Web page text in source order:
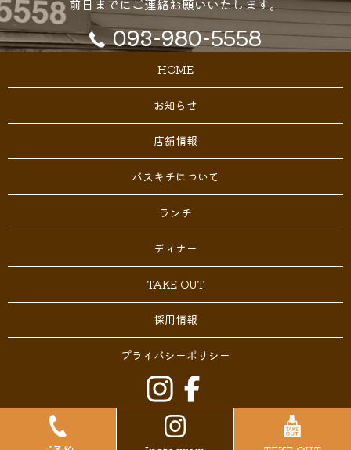
前日までにご連絡お願いいたします。
093-980-5558
HOME
お知らせ
店舗情報
バスキチについて
ランチ
ディナー
TAKE OUT
採用情報
プライバシーポリシー
Copyright © なかまの洋食や バスキチ All Rights Reserved.
【掲載の記事・写真・イラストなどの無断複写・転載を禁じま